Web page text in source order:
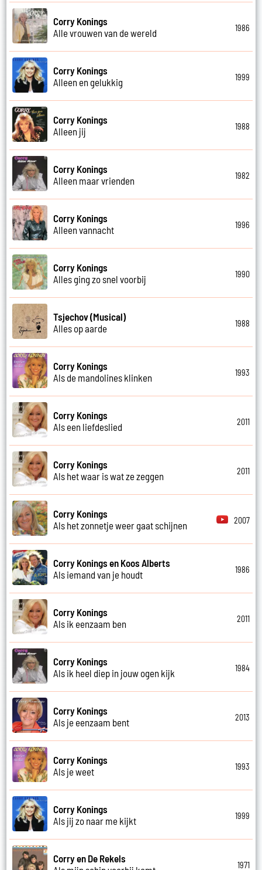
Corry Konings
Alle vrouwen van de wereld
1986
Corry Konings
Alleen en gelukkig
1999
Corry Konings
Alleen jij
1988
Corry Konings
Alleen maar vrienden
1982
Corry Konings
Alleen vannacht
1996
Corry Konings
Alles ging zo snel voorbij
1990
Tsjechov (Musical)
Alles op aarde
1988
Corry Konings
Als de mandolines klinken
1993
Corry Konings
Als een liefdeslied
2011
Corry Konings
Als het waar is wat ze zeggen
2011
Corry Konings
Als het zonnetje weer gaat schijnen
2007
Corry Konings en Koos Alberts
Als iemand van je houdt
1986
Corry Konings
Als ik eenzaam ben
2011
Corry Konings
Als ik heel diep in jouw ogen kijk
1984
Corry Konings
Als je eenzaam bent
2013
Corry Konings
Als je weet
1993
Corry Konings
Als jij zo naar me kijkt
1999
Corry en De Rekels
1971